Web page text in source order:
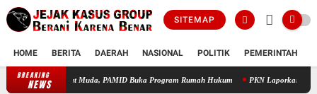
SITEMAP
HOME BERITA DAERAH NASIONAL POLITIK PEMERINTAH
BREAKING
NEWS
Advokat Muda, PAMID Buka Program Rumah Hukum PKN Laporkan Perusahaan